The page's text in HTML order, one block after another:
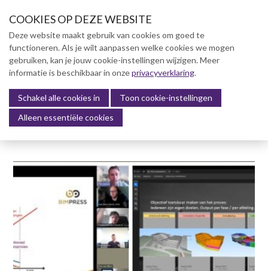
p
t
n
a
Menu
Over NVBK
NVBK Leden
Lidmaatschap
Kennisbank
Dag van de Bouwkosten 2025
Magazine
Kostenmanagement Bouw &
Infra (KM)
ABK-model 2023
Boek Levensduurkosten –
Slim investeren, lang
profiteren
COOKIES OP DEZE WEBSITE
Deze website maakt gebruik van cookies om goed te
functioneren. Als je wilt aanpassen welke cookies we mogen
gebruiken, kan je jouw cookie-instellingen wijzigen. Meer
informatie is beschikbaar in onzeprivacyverklaring.
Schakel alle cookies in
Toon cookie-instellingen
Alleen essentiële cookies